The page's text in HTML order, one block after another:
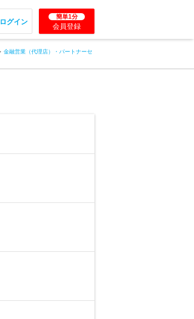
ログイン
簡単1分
会員登録
金融営業（代理店）・パートナーセ